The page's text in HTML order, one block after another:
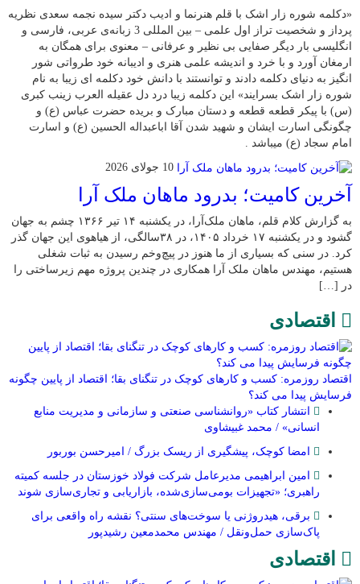
«دکلمه شوره زار اشک با قلم هنرنما و ادیب دکتر سیده نجمه سعدی نظریه
پرداز و شخصیت تراز اول علمی – بین المللی 3 زبانه‌ی عربی، فارسی و
انگلیسی بار دیگر صفایی بی نظیر و عرفانی – معنوی برای همگان به
ارمغان آورد و با خرد و اندیشه علمی هنری و ادیبانه خود طرواتی شور
انگیز به دنیای دکلمه دادند و توانستند با دانش خود دکلمه ای زیبا به نام
شوره زار اشک بسرایند» این دکلمه زیبا درد دل عقیله العرب زینب کبری
(س) با پیکر قطعه قطعه و دستان مبارک و بریده حضرت عباس (ع) و
چگونگی اسارت ایشان و شهید شدن آقا اباعبداله الحسین (ع) و اسارت
امام سجاد (ع) میباشد .
10 جولای 2026
​آخرین کامیت؛ بدرود ماهان ملک آرا
به گزارش کلام قلم، ماهان ملک‌آرا، در یکشنبه ۱۴ تیر ۱۳۶۶ چشم به جهان
گشود و در یکشنبه ۱۷ خرداد ۱۴۰۵، در ۳۸سالگی، از هیاهوی این جهان گذر
کرد. در سنی که بسیاری از ما هنوز در پیچ‌وخم رسیدن به ثبات شغلی
هستیم، مهندس ماهان ملک آرا همکاری در چندین پروژه مهم زیرساختی را
در […]
اقتصادی
اقتصاد روزمره: کسب‌ و کارهای کوچک در تنگنای بقا؛ اقتصاد از پایین چگونه
فرسایش پیدا می کند؟
انتشار کتاب «روانشناسی صنعتی و سازمانی و مدیریت منابع
انسانی» / محمد غبیشاوی
امضا کوچک، پیشگیری از ریسک بزرگ / امیرحسن بوربور
امین ابراهیمی مدیرعامل شرکت فولاد خوزستان در جلسه کمیته
راهبری؛ «تجهیزات بومی‌سازی‌شده، بازاریابی و تجاری‌سازی شوند
برقی، هیدروژنی یا سوخت‌های سنتی؟ نقشه راه واقعی برای
پاک‌سازی حمل‌ونقل / مهندس محمدمعین رشیدپور
اقتصادی